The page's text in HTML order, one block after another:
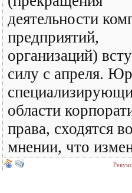
деятельности
предприятий,
организаций)
силу с апреля.
области
права, сходятся во
мнении, что